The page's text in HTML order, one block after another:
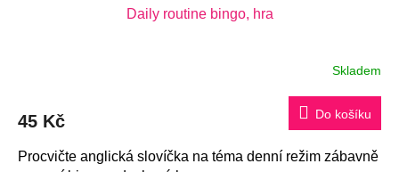
Daily routine bingo, hra
Skladem
45 Kč Do košíku
Procvičte anglická slovíčka na téma denní režim zábavně